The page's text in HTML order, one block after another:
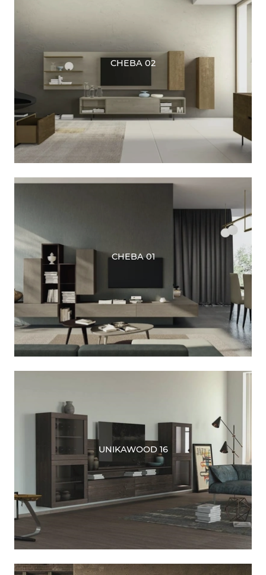
CHEBA 02
CHEBA 01
UNIKAWOOD 16